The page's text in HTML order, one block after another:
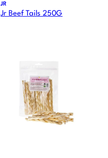
JR
Jr Beef Tails 250G